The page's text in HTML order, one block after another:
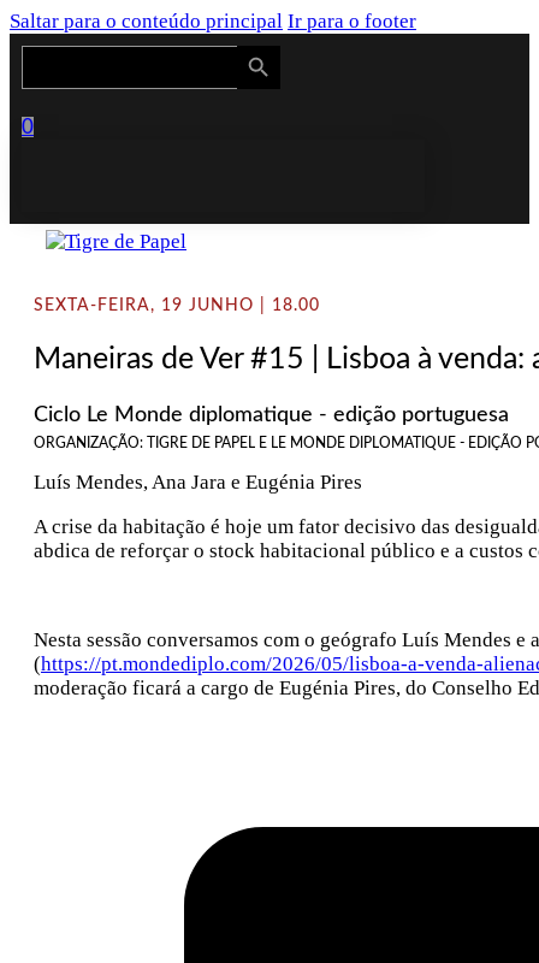
Saltar para o conteúdo principal Ir para o footer
Search
Search Button
0
SEXTA-FEIRA, 19 JUNHO | 18.00
Maneiras de Ver #15 | Lisboa à
Ciclo Le Monde diplomatique - edição portuguesa
ORGANIZAÇÃO: TIGRE DE PAPEL E LE MONDE DIPLOMATIQUE - EDIÇÃO
Luís Mendes, Ana Jara e Eugénia Pires
A crise da habitação é hoje um fator decisivo das
abdica de reforçar o stock habitacional público e a
Nesta sessão conversamos com o geógrafo Luís Mendes
(https://pt.mondediplo.com/2026/05/lisboa-a-venda-
moderação ficará a cargo de Eugénia Pires, do Conselho